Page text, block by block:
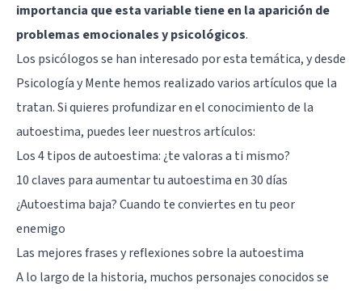
importancia que esta variable tiene en la aparición de
problemas emocionales y psicológicos.
Los psicólogos se han interesado por esta temática, y desde
Psicología y Mente hemos realizado varios artículos que la
tratan. Si quieres profundizar en el conocimiento de la
autoestima, puedes leer nuestros artículos:
Los 4 tipos de autoestima: ¿te valoras a ti mismo?
10 claves para aumentar tu autoestima en 30 días
¿Autoestima baja? Cuando te conviertes en tu peor
enemigo
Las mejores frases y reflexiones sobre la autoestima
A lo largo de la historia, muchos personajes conocidos se